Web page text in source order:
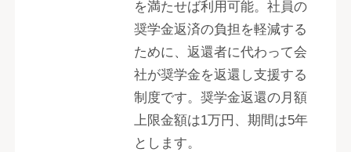
を満たせば利用可能。社員の
奨学金返済の負担を軽減する
ために、返還者に代わって会
社が奨学金を返還し支援する
制度です。奨学金返還の月額
上限金額は1万円、期間は5年
とします。